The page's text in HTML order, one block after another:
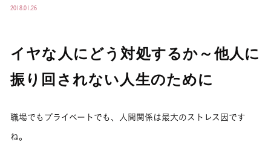
2018.01.26
イヤな人にどう対処するか～他人に
振り回されない人生のために
職場でもプライベートでも、人間関係は最大のストレス因です
ね。